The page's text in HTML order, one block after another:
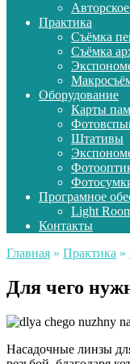
Практика
Съёмка
Съёмка
Оборудование
Карты
Штативы
Програмное
Light
Контакты
Главная » Практика »
Для чего
Насадочные линзы